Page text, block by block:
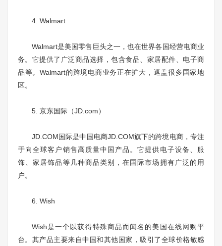
4. Walmart
Walmart是美国零售巨头之一，也在世界各国经营电商业
务。它提供了广泛商品选择，包含食品、家居配件、电子商
品等。Walmart的跨境电商业务正在扩大，遮盖很多国家地
区。
5. 京东国际（JD.com）
JD.COM国际是中国电商JD.COM旗下的跨境电商，专注
于向全球客户销售高质量中国产品。它提供电子设备、服
饰、家居饰品等几种商品类别，在国际市场拥有广泛的用
户。
6. Wish
Wish是一个以获得特殊商品而闻名的美国在线网购平
台。其产品主要来自中国和其他国家，吸引了全球价格敏感